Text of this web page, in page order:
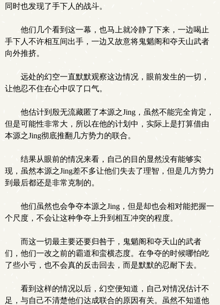
同时也发现了手下人的战斗。
他们几个看到这一幕，也马上就冷静了下来，一边喝止
手下人不许相互间出手，一边又故意将鬼魈阁和夺天山武者
向外推挤。
远处的幻空一直默默观察这边情况，眼前发生的一切，
让他忍不住在心中叹了口气。
他估计到殷无流藏匿了本源之Jing，虽然不能完全肯定，
但是可能性非常大，所以在他的计划中，实际上是打算借由
本源之Jing彻底推翻几方势力的联合。
结果从眼前的情况来看，自己的目的显然没有能够实
现，虽然本源之Jing差不多让他们失去了理智，但是几方势力
到最后都还是非常克制的。
他们虽然也会争夺本源之Jing，但是却也会相对能把握一
个尺度，不会让这种争夺上升到相互冲突的程度。
而这一切最主要还要归咎于，鬼魈阁和夺天山的武者
们，他们一改之前的霸道和蛮横态度。在争夺的时候哪怕吃
了些小亏，也不会真的反击回去，而是默默的忍耐下去。
看到这样的情况以后，幻空便知道，自己对情况估计不
足，与自己不清楚他们达成联合的原因有关。虽然不知道他